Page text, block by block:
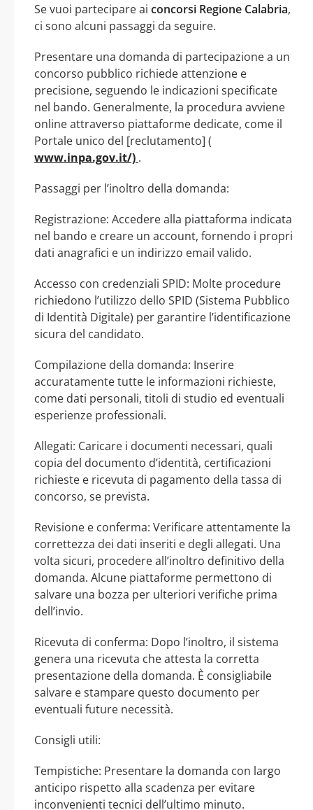
Se vuoi partecipare ai concorsi Regione Calabria,
ci sono alcuni passaggi da seguire.
Presentare una domanda di partecipazione a un
concorso pubblico richiede attenzione e
precisione, seguendo le indicazioni specificate
nel bando. Generalmente, la procedura avviene
online attraverso piattaforme dedicate, come il
Portale unico del [reclutamento] (
www.inpa.gov.it/) .
Passaggi per l’inoltro della domanda:
Registrazione: Accedere alla piattaforma indicata
nel bando e creare un account, fornendo i propri
dati anagrafici e un indirizzo email valido.
Accesso con credenziali SPID: Molte procedure
richiedono l’utilizzo dello SPID (Sistema Pubblico
di Identità Digitale) per garantire l’identificazione
sicura del candidato.
Compilazione della domanda: Inserire
accuratamente tutte le informazioni richieste,
come dati personali, titoli di studio ed eventuali
esperienze professionali.
Allegati: Caricare i documenti necessari, quali
copia del documento d’identità, certificazioni
richieste e ricevuta di pagamento della tassa di
concorso, se prevista.
Revisione e conferma: Verificare attentamente la
correttezza dei dati inseriti e degli allegati. Una
volta sicuri, procedere all’inoltro definitivo della
domanda. Alcune piattaforme permettono di
salvare una bozza per ulteriori verifiche prima
dell’invio.
Ricevuta di conferma: Dopo l’inoltro, il sistema
genera una ricevuta che attesta la corretta
presentazione della domanda. È consigliabile
salvare e stampare questo documento per
eventuali future necessità.
Consigli utili:
Tempistiche: Presentare la domanda con largo
anticipo rispetto alla scadenza per evitare
inconvenienti tecnici dell’ultimo minuto.